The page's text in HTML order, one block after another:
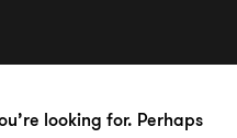
looking for. Perhaps